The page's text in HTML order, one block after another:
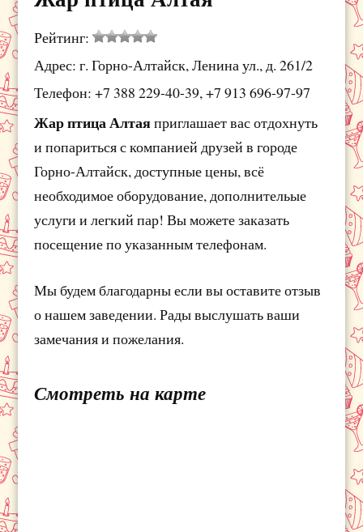
Рейтинг:
Адрес: г. Горно-Алтайск, Ленина ул., д. 261/2
Телефон: +7 388 229-40-39, +7 913 696-97-97
Жар птица Алтаяприглашает вас отдохнуть
и попариться с компанией друзей в городе
Горно-Алтайск, доступные цены, всё
необходимое оборудование, дополнительые
услуги и легкий пар! Вы можете заказать
посещение по указанным телефонам.
Мы будем благодарны если вы оставите отзыв
о нашем заведении. Рады выслушать ваши
замечания и пожелания.
Смотреть на карте